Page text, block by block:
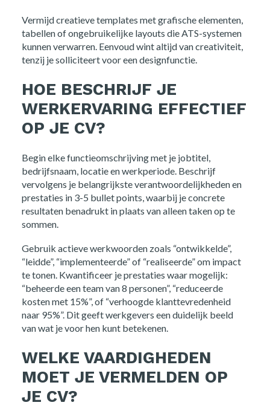
Vermijd creatieve templates met grafische elementen,
tabellen of ongebruikelijke layouts die ATS-systemen
kunnen verwarren. Eenvoud wint altijd van creativiteit,
tenzij je solliciteert voor een designfunctie.
HOE BESCHRIJF JE
WERKERVARING EFFECTIEF
OP JE CV?
Begin elke functieomschrijving met je jobtitel,
bedrijfsnaam, locatie en werkperiode. Beschrijf
vervolgens je belangrijkste verantwoordelijkheden en
prestaties in 3-5 bullet points, waarbij je concrete
resultaten benadrukt in plaats van alleen taken op te
sommen.
Gebruik actieve werkwoorden zoals “ontwikkelde”,
“leidde”, “implementeerde” of “realiseerde” om impact
te tonen. Kwantificeer je prestaties waar mogelijk:
“beheerde een team van 8 personen”, “reduceerde
kosten met 15%”, of “verhoogde klanttevredenheid
naar 95%”. Dit geeft werkgevers een duidelijk beeld
van wat je voor hen kunt betekenen.
WELKE VAARDIGHEDEN
MOET JE VERMELDEN OP
JE CV?